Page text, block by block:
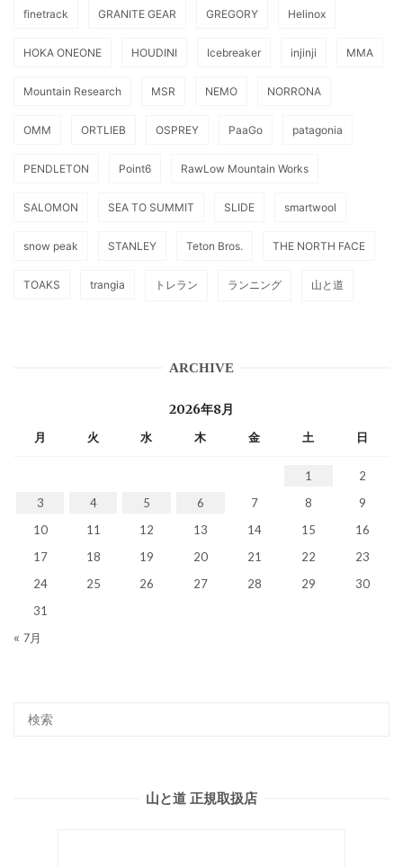
finetrack GRANITE GEAR GREGORY Helinox
HOKA ONEONE HOUDINI Icebreaker injinji MMA
Mountain Research MSR NEMO NORRONA
OMM ORTLIEB OSPREY PaaGo patagonia
PENDLETON Point6 RawLow Mountain Works
SALOMON SEA TO SUMMIT SLIDE smartwool
snow peak STANLEY Teton Bros. THE NORTH FACE
TOAKS trangia トレラン ランニング 山と道
ARCHIVE
2026年8月
月 火 水 木 金 土 日
1
2
3
4 5 6 7 8
9
10
11 12 13 14 15
16
17
18 19 20 21 22
23
24
25 26 27 28 29
30
31
« 7月
山と道 正規取扱店